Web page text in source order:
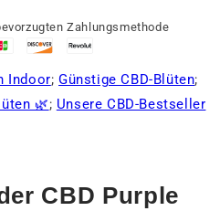
Zahlungsmethode
Indoor;Günstige CBD-Blüten;
🌿; Unsere CBD-Bestseller
CBD Purple